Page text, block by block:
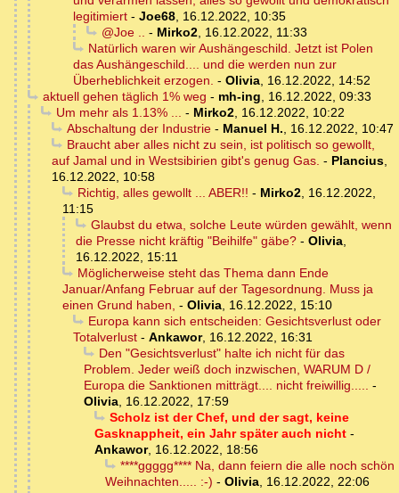
legitimiert - Joe68, 16.12.2022, 10:35
@Joe .. - Mirko2, 16.12.2022, 11:33
Natürlich waren wir Aushängeschild. Jetzt ist Polen
das Aushängeschild.... und die werden nun zur
Überheblichkeit erzogen. - Olivia, 16.12.2022, 14:52
aktuell gehen täglich 1% weg - mh-ing, 16.12.2022, 09:33
Um mehr als 1.13% ... - Mirko2, 16.12.2022, 10:22
Abschaltung der Industrie- Manuel H., 16.12.2022, 10:47
Braucht aber alles nicht zu sein, ist politisch so gewollt,
auf Jamal und in Westsibirien gibt's genug Gas. - Plancius,
16.12.2022, 10:58
Richtig, alles gewollt ... ABER!! - Mirko2, 16.12.2022,
11:15
Glaubst du etwa, solche Leute würden gewählt, wenn
die Presse nicht kräftig "Beihilfe" gäbe? - Olivia,
16.12.2022, 15:11
Möglicherweise steht das Thema dann Ende
Januar/Anfang Februar auf der Tagesordnung. Muss ja
einen Grund haben, - Olivia, 16.12.2022, 15:10
Europa kann sich entscheiden: Gesichtsverlust oder
Totalverlust - Ankawor, 16.12.2022, 16:31
Den "Gesichtsverlust" halte ich nicht für das
Problem. Jeder weiß doch inzwischen, WARUM D /
Europa die Sanktionen mitträgt.... nicht freiwillig..... -
Olivia, 16.12.2022, 17:59
Scholz ist der Chef, und der sagt, keine
Gasknappheit, ein Jahr später auch nicht -
Ankawor, 16.12.2022, 18:56
****ggggg**** Na, dann feiern die alle noch schön
Weihnachten..... :-) - Olivia, 16.12.2022, 22:06